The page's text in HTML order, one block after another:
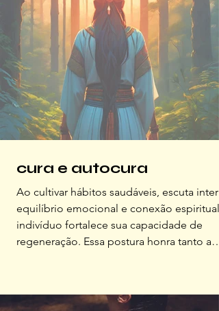
cura e autocura
Ao cultivar hábitos saudáveis, escuta
equilíbrio emocional e conexão espiritual,
indivíduo fortalece sua capacidade de
regeneração. Essa postura honra tanto a